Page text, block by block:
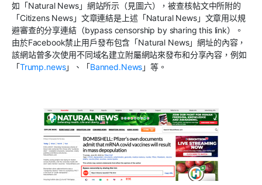
如「Natural News」網站所示（見圖六），被查核帖文中所附的
「Citizens News」文章連結是上述「Natural News」文章用以規
避審查的分享連結（bypass censorship by sharing this link）。
由於Facebook禁止用戶發布包含「Natural News」網址的內容，
該網站曾多次使用不同域名建立附屬網站來發布和分享內容，例如
「Trump.news」、「Banned.News」等。